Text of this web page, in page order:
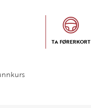
TA FØRERKORT